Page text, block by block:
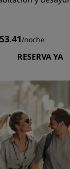
/noche
RESERVA YA